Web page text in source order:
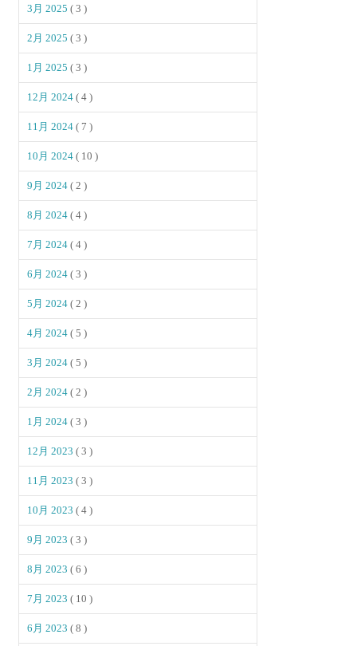
3月 2025( 3 )
2月 2025( 3 )
1月 2025( 3 )
12月 2024( 4 )
11月 2024( 7 )
10月 2024( 10 )
9月 2024( 2 )
8月 2024( 4 )
7月 2024( 4 )
6月 2024( 3 )
5月 2024( 2 )
4月 2024( 5 )
3月 2024( 5 )
2月 2024( 2 )
1月 2024( 3 )
12月 2023( 3 )
11月 2023( 3 )
10月 2023( 4 )
9月 2023( 3 )
8月 2023( 6 )
7月 2023( 10 )
6月 2023( 8 )